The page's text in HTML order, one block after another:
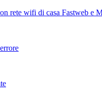
rete wifi di casa Fastweb e